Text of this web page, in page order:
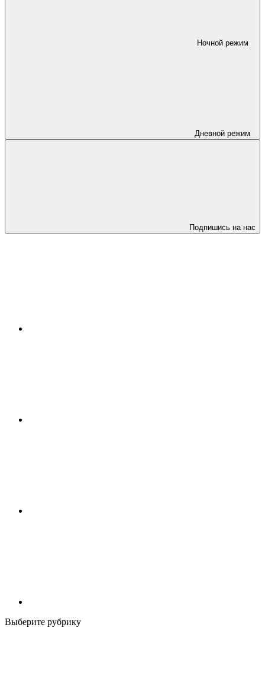
Ночной режим
Дневной режим
Подпишись на нас
Выберите рубрику